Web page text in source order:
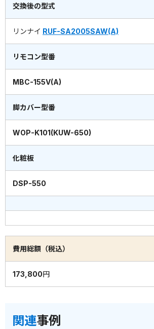
交換後の型式
リンナイ RUF-SA2005SAW(A)
リモコン型番
MBC-155V(A)
脚カバー型番
WOP-K101(KUW-650)
化粧板
DSP-550
費用総額（税込）
173,800円
関連事例